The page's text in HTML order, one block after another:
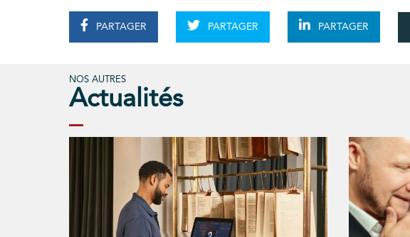
PARTAGER PARTAGER PARTAGER
NOS AUTRES
Actualités